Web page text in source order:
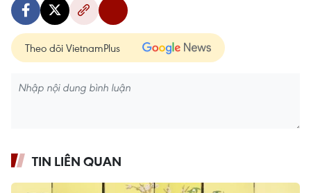
Theo dõi VietnamPlus
TIN LIÊN QUAN